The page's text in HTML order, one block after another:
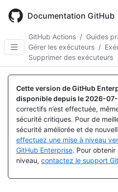
main
Documentation GitHub
GitHub Actions / Guides
Gérer les exécuteurs /
Supprimer des exécuteurs
Cette version de GitHub
disponible depuis le 2026-07-
correctifs n’est effectuée,
sécurité critiques. Pour de
sécurité améliorée et de
effectuez une mise à niveau
GitHub Enterprise. Pour obtenir
niveau, contactez le support